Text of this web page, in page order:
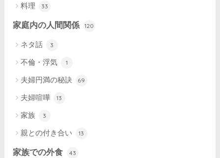
料理 33
家庭内の人間関係 120
ネタ話 3
不倫・浮気 1
夫婦円満の秘訣 69
夫婦喧嘩 13
家族 3
親との付き合い 13
家族での外食 43